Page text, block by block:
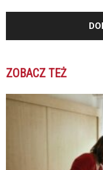
ZOBACZ TEŻ